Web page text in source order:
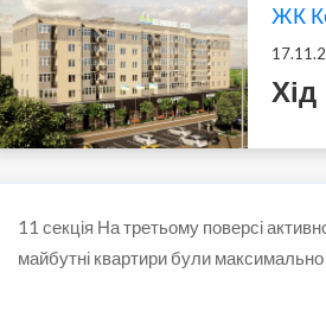
ЖК
11 секція Натретьому поверсі
майбутні квартири були